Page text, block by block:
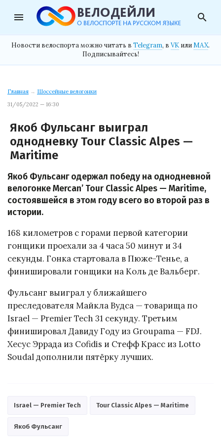
menu search
Новости велоспорта можно читать в Telegram, в VK илиMAX.
Подписывайтесь!
Главная → Шоссейные велогонки
31/05/2022 — 16:30
Якоб Фульсанг выиграл
однодневку Tour Classic Alpes —
Maritime
Якоб Фульсанг одержал победу на однодневной
велогонке Mercan’ Tour Classic Alpes — Maritime,
состоявшейся в этом году всего во второй раз в
истории.
168 километров с горами первой категории
гонщики проехали за 4 часа 50 минут и 34
секунды. Гонка стартовала в Пюже-Тенье, а
финишировали гонщики на Коль де Вальберг.
Фульсанг выиграл у ближайшего
преследователя Майкла Вудса — товарища по
Israel — Premier Tech 31 секунду. Третьим
финишировал Давиду Году из Groupama — FDJ.
Хесус Эррада из Cofidis и Стефф Красс из Lotto
Soudal дополнили пятёрку лучших.
Israel — Premier Tech Tour Classic Alpes — Maritime
Якоб Фульсанг